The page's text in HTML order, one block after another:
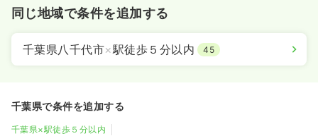
同じ地域で条件を追加する
千葉県八千代市×駅徒歩５分以内 45
千葉県で条件を追加する
千葉県×駅徒歩５分以内